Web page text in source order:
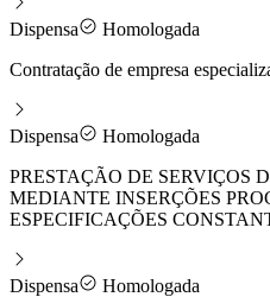
Dispensa
Homologada
Contratação de empresa
Dispensa
Homologada
PRESTAÇÃO DE SERVIÇOS
MEDIANTE INSERÇÕES
ESPECIFICAÇÕES
Dispensa
Homologada